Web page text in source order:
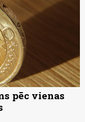
pēc vienas